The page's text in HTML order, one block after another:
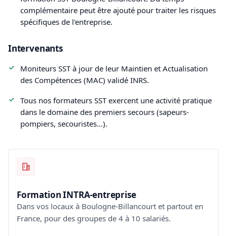
complémentaire peut être ajouté pour traiter les risques
spécifiques de l'entreprise.
Intervenants
Moniteurs SST à jour de leur Maintien et Actualisation
des Compétences (MAC) validé INRS.
Tous nos formateurs SST exercent une activité pratique
dans le domaine des premiers secours (sapeurs-
pompiers, secouristes…).
Formation INTRA-entreprise
Dans vos locaux à Boulogne-Billancourt et partout en
France, pour des groupes de 4 à 10 salariés.